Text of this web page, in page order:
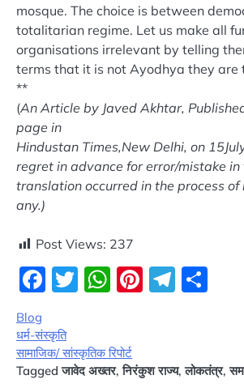
mosque. The choice is between
totalitarian regime. Let us make all
organisations irrelevant by telling
terms that it is not Ayodhya they are
**
(An Article by Javed Akhtar,
page in
Hindustan Times,New Delhi, on
regret in advance for error/mistake
translation occurred in the process
any.)
Post Views: 237
Facebook
Twitter
WhatsApp
Pinterest
Blog
धर्म-संस्कृति
सामाजिक/ सांस्कृतिक रिपोर्ट
Taggedजावेद अख्तर,निरंकुश राज्य,लोकतंत्र,